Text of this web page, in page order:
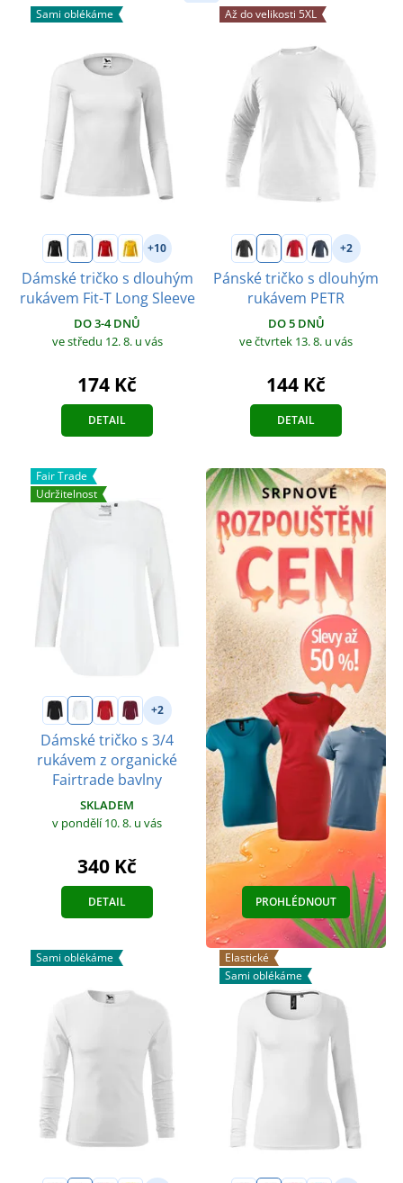
Sami oblékáme
+10
Dámské tričko s dlouhým
rukávem Fit-T Long Sleeve
DO 3-4 DNŮ
ve středu 12. 8. u vás
174 Kč
DETAIL
Až do velikosti 5XL
+2
Pánské tričko s dlouhým
rukávem PETR
DO 5 DNŮ
ve čtvrtek 13. 8. u vás
144 Kč
DETAIL
Fair Trade
Udržitelnost
+2
Dámské tričko s 3/4
rukávem z organické
Fairtrade bavlny
SKLADEM
v pondělí 10. 8. u vás
340 Kč
DETAIL PROHLÉDNOUT
Sami oblékáme
Elastické
Sami oblékáme